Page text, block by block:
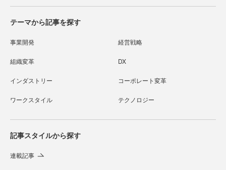
テーマから記事を探す
事業開発 経営戦略
組織変革 DX
インダストリー コーポレート変革
ワークスタイル テクノロジー
記事スタイルから探す
連載記事